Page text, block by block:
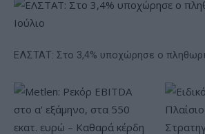
ΕΛΣΤΑΤ: Στο 3,4% υποχώρησε ο